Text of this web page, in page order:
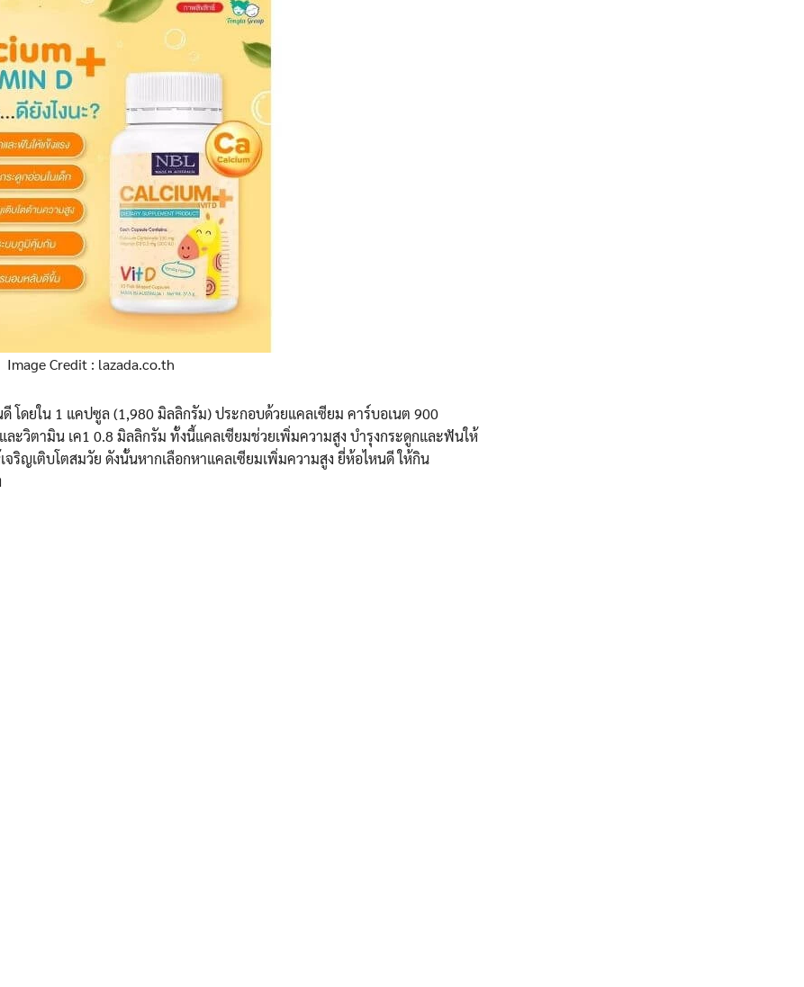
Image Credit : lazada.co.th
โดยใน 1 แคปซูล (1,980 มิลลิกรัม) ประกอบด้วยแคลเซียม คาร์บอเนต 900
ะวิตามิน เค1 0.8 มิลลิกรัม ทั้งนี้แคลเซียมช่วยเพิ่มความสูง บำรุงกระดูกและฟันให้
ริญเติบโตสมวัย ดังนั้นหากเลือกหาแคลเซียมเพิ่มความสูง ยี่ห้อไหนดี ให้กิน